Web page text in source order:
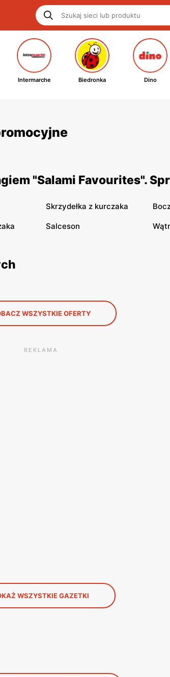
Intermarche Biedronka Dino
"Salami Favourites".
Skrzydełka z kurczaka
Salceson
WSZYSTKIE OFERTY
REKLAMA
WSZYSTKIE GAZETKI